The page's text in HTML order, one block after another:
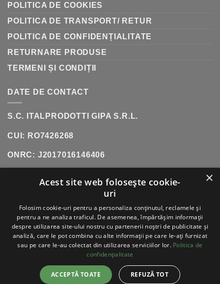
POLITICA DE COOKIES
POLITICA DE TRANSPORT/ RETUR
POLITICA DE CONFIDENȚIALITATE
RETURNARE PRODUSE
TERMENI ȘI CONDIȚII
DATE DE CONTACT
S.C. ITALPRODOTTI GIPA S.R.L.
CUI: RO7426268
ONRC: J2017016146406
SOS. OLTENITEI, NR. 181, POPESTI-
LEORDENI (INCINTA DANUBIANA)
VISA PAYPALSTRIPEMASTERCARD
CASH
ITALPRODOTTI - COPYRIGHT 2026 ©TOATE
×
Acest site web folosește cookie-
uri
Folosim cookie-uri pentru a personaliza conținutul, reclamele și
pentru a ne analiza traficul. De asemenea, împărtășim informații
despre utilizarea site-ului nostru cu partenerii noștri de publicitate și
analiză, care le pot combina cu alte informații pe care le-ați furnizat
sau pe care le-au colectat din utilizarea serviciilor lor. Politica de
confidențialitate
ACCEPTĂ TOATE REFUZĂ TOT